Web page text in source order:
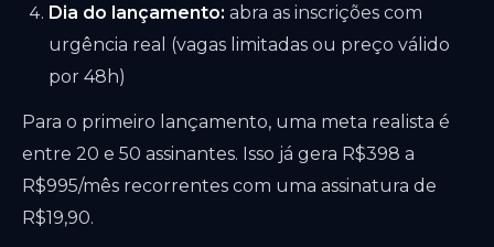
Dia do lançamento: abra as inscrições com
urgência real (vagas limitadas ou preço válido
por 48h)
Para o primeiro lançamento, uma meta realista é
entre 20 e 50 assinantes. Isso já gera R$398 a
R$995/mês recorrentes com uma assinatura de
R$19,90.